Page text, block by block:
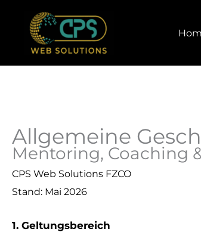
Inhalt
springen
Allgemeine
Mentoring, Coaching
CPS Web Solutions FZCO
Stand: Mai 2026
1. Geltungsbereich